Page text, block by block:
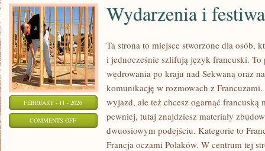
FEBRUARY - 11 - 2026
COMMENTS OFFON
WYDARZENIA
Wydarzenia i
Ta strona to miejsce stworzone dla osób,
i jednocześnie szlifują język francuski. To
wędrowania po kraju nad Sekwaną oraz
komunikację w rozmowach z
wyjazd, ale też chcesz ogarnąć francuską
pewniej, tutaj znajdziesz materiały
dwuosiowym podejściu. Kategorie to
Francja oczami Polaków. W centrum tej